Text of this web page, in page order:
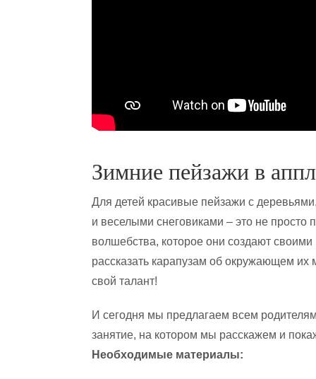
Зимние пейзажи в
Для детей красивые пейзажи с
и веселыми снеговиками – это не просто
волшебства, которое они создают
рассказать карапузам об окружающем их
свой талант!
И сегодня мы предлагаем всем
занятие, на котором мы расскажем и
Необходимые материалы: